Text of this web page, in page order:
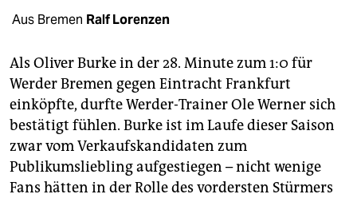
abo
epaper login
Aus Bremen Ralf Lorenzen
Als Oliver Burke in der 28. Minute zum 1:0 für
Werder Bremen gegen Eintracht Frankfurt
einköpfte, durfte Werder-Trainer Ole Werner sich
bestätigt fühlen. Burke ist im Laufe dieser Saison
zwar vom Verkaufskandidaten zum
Publikumsliebling aufgestiegen – nicht wenige
Fans hätten in der Rolle des vordersten Stürmers